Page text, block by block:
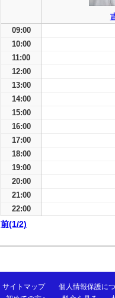
09:00
10:00
11:00
12:00
13:00
14:00
15:00
16:00
17:00
18:00
19:00
20:00
21:00
22:00
前(1/2)
サイトマップ
個人情報保護に